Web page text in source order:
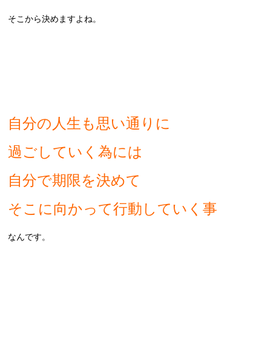
そこから決めますよね。
自分の人生も思い通りに
過ごしていく為には
自分で期限を決めて
そこに向かって行動していく事
なんです。